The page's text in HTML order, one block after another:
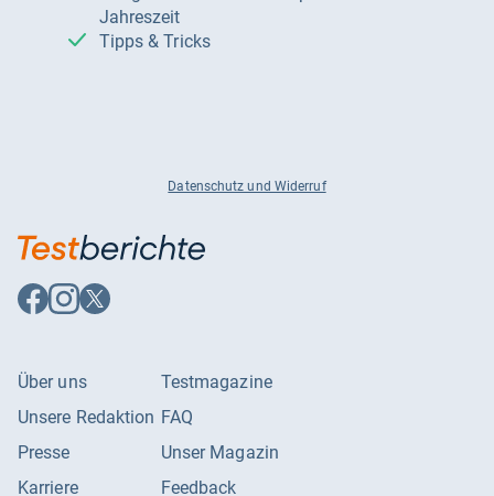
Jahreszeit
Tipps & Tricks
Datenschutz und Widerruf
Auf
Facebook
Auf
Instagram
Auf
X
Über uns
Unsere Redaktion
Presse
Karriere
Testmagazine
FAQ
Unser Magazin
Feedback